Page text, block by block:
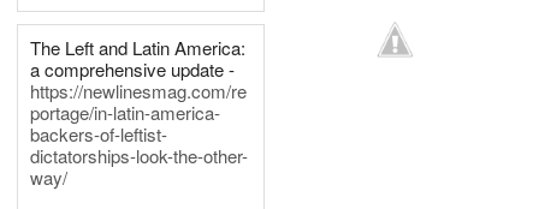
The Left and Latin America:
a comprehensive update -
https://newlinesmag.com/re
portage/in-latin-america-
backers-of-leftist-
dictatorships-look-the-other-
way/